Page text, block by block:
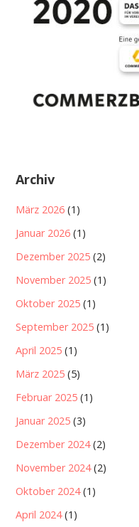
Archiv
März 2026 (1)
Januar 2026 (1)
Dezember 2025 (2)
November 2025 (1)
Oktober 2025 (1)
September 2025 (1)
April 2025 (1)
März 2025 (5)
Februar 2025 (1)
Januar 2025 (3)
Dezember 2024(2)
November 2024(2)
Oktober 2024(1)
April 2024(1)